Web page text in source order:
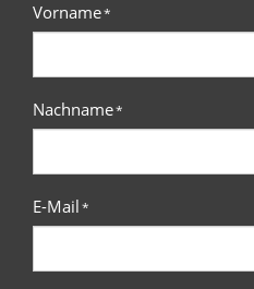
Vorname*
Nachname*
E-Mail*